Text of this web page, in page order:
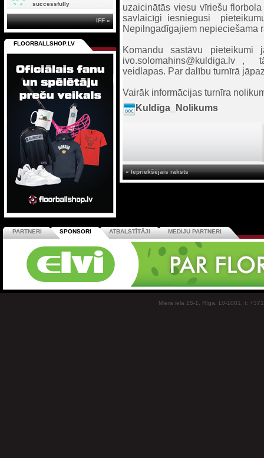
uzaicinātās viesu vīriešu
savlaicīgi iesniegusi
Nepilngadīgajiem nepieciešama
Komandu sastāvu pieteikumi
ivo.solomahins@kuldiga.lv ,
veidlapas. Par dalību turnīrā
Vairāk informācijas turnīra
Kuldīga_Nolikums
« Iepriekšējais raksts
successfully
IFF »
FLOORBALLSHOP.LV
PARTNERI SPONSORI ATBALSTĪTĀJI MEDIJU PARTNERI
Miera iela 15-1, Rīga, LV-1001, t: